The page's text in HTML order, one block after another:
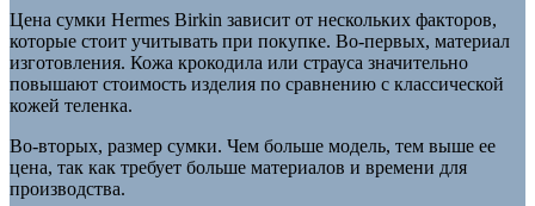
Цена сумки Hermes Birkin зависит от нескольких факторов,
которые стоит учитывать при покупке. Во-первых, материал
изготовления. Кожа крокодила или страуса значительно
повышают стоимость изделия по сравнению с классической
кожей теленка.
Во-вторых, размер сумки. Чем больше модель, тем выше ее
цена, так как требует больше материалов и времени для
производства.